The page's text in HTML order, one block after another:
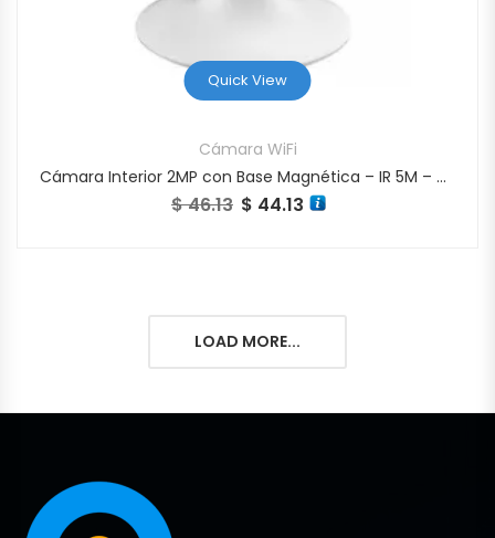
Quick View
Cámara WiFi
Cámara Interior 2MP con Base Magnética – IR 5M – C/Bateria (40dias) 1600MAH
$46.13 El precio original era: $ 46.13.
$ 44.13 El precio actual es: $ 44.13.
LOAD MORE...